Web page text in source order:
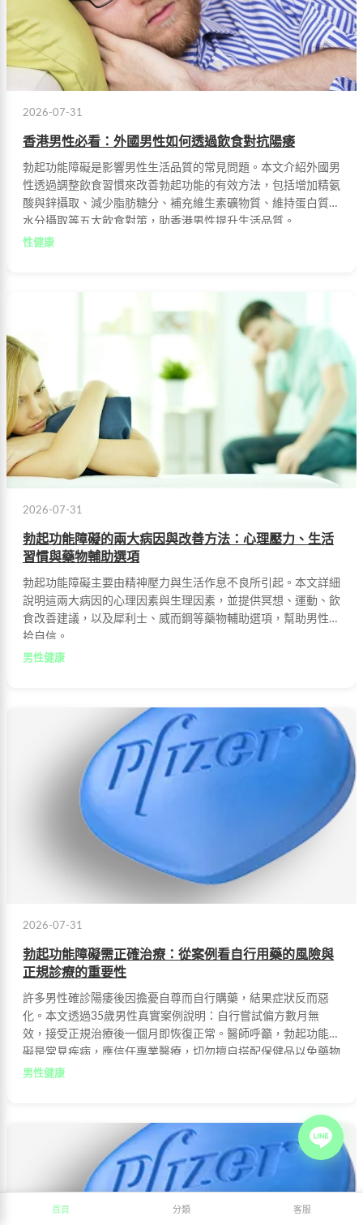
2026-07-31
香港男性必看：外國男性如何透過飲食對抗陽痿
勃起功能障礙是影響男性生活品質的常見問題。本文介紹外國男
性透過調整飲食習慣來改善勃起功能的有效方法，包括增加精氨
酸與鋅攝取、減少脂肪糖分、補充維生素礦物質、維持蛋白質與
水分攝取等五大飲食對策，助香港男性提升生活品質。
性健康
2026-07-31
勃起功能障礙的兩大病因與改善方法：心理壓力、生活
習慣與藥物輔助選項
勃起功能障礙主要由精神壓力與生活作息不良所引起。本文詳細
說明這兩大病因的心理因素與生理因素，並提供冥想、運動、飲
食改善建議，以及犀利士、威而鋼等藥物輔助選項，幫助男性重
拾自信。
男性健康
2026-07-31
勃起功能障礙需正確治療：從案例看自行用藥的風險與
正規診療的重要性
許多男性確診陽痿後因擔憂自尊而自行購藥，結果症狀反而惡
化。本文透過35歲男性真實案例說明：自行嘗試偏方數月無
效，接受正規治療後一個月即恢復正常。醫師呼籲，勃起功能障
礙是常見疾病，應信任專業醫療，切勿擅自搭配保健品以免藥物
交互作用。
男性健康
首頁 分類 客服